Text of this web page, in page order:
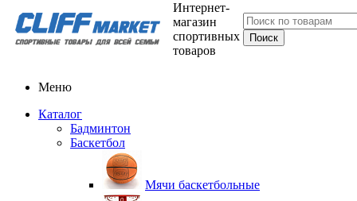
Интернет-
магазин
спортивных
товаров
Меню
Каталог
Бадминтон
Баскетбол
Мячи баскетбольные